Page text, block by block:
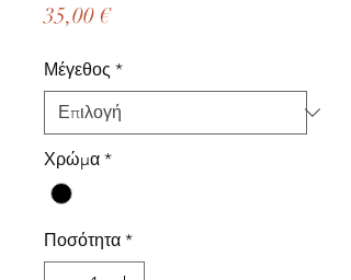
35,00 €Τιμή
Μέγεθος *
Χρώμα *
Ποσότητα *